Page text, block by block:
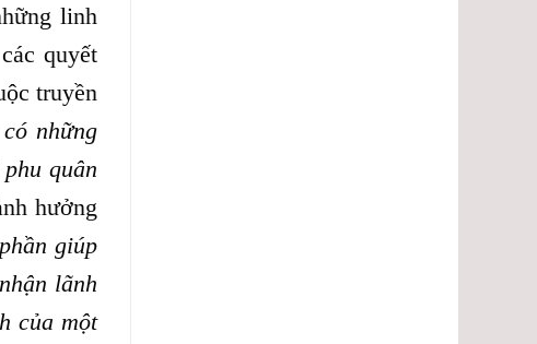
linh
quyết
truyền
những
quân
hưởng
giúp
lãnh
của một